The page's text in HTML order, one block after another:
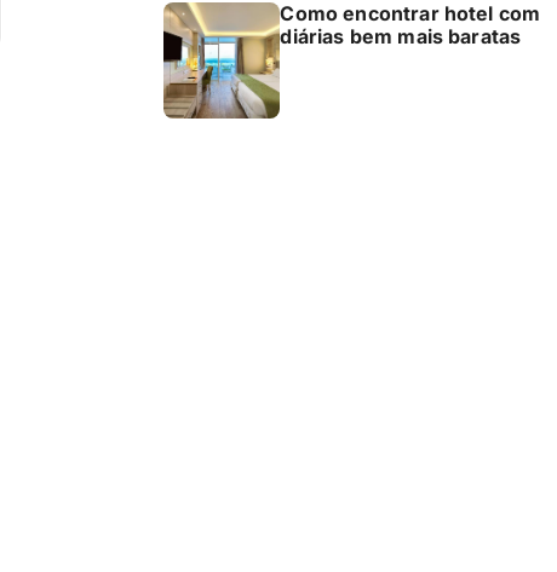
Como encontrar hotel com
diárias bem mais baratas